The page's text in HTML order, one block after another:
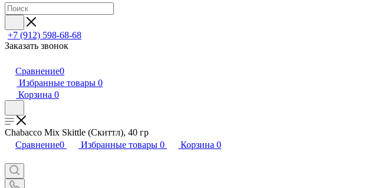
+7 (912) 598-68-68
Заказать звонок
Сравнение0
Избранные товары 0
Корзина 0
Chabacco Mix Skittle (Скиттл), 40 гр
Сравнение0 Избранные товары 0 Корзина 0